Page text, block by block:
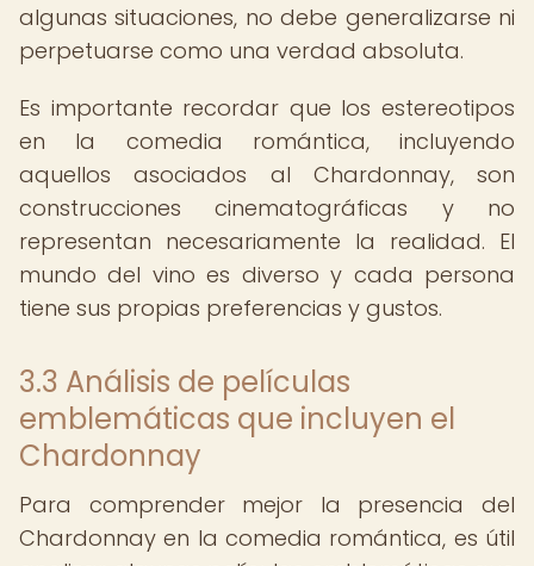
algunas situaciones, no debe generalizarse ni
perpetuarse como una verdad absoluta.
Es importante recordar que los estereotipos
en la comedia romántica, incluyendo
aquellos asociados al Chardonnay, son
construcciones cinematográficas y no
representan necesariamente la realidad. El
mundo del vino es diverso y cada persona
tiene sus propias preferencias y gustos.
3.3 Análisis de películas
emblemáticas que incluyen el
Chardonnay
Para comprender mejor la presencia del
Chardonnay en la comedia romántica, es útil